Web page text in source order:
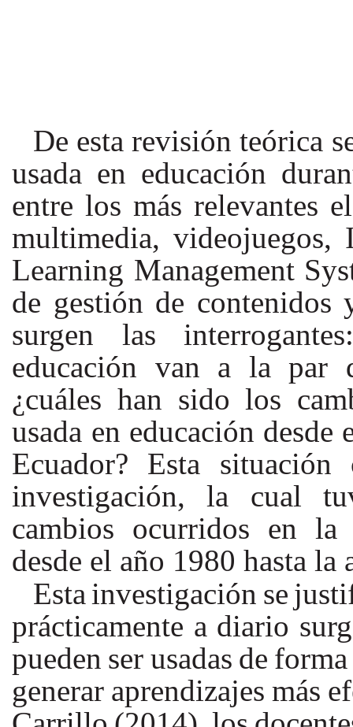
De esta revisión teórica
usada en educación
entre los más relevantes el
multimedia, videojuegos,
Learning Management
de gestión de
surgen las
educación van a la par
¿cuáles han sido los
usada en educación desde
Ecuador?
Esta
situación
investigación,
la
cual
cambios ocurridos en la
desde el año 1980 hasta la
Esta investigación se
prácticamente a diario
pueden ser usadas de forma
generar aprendizajes más